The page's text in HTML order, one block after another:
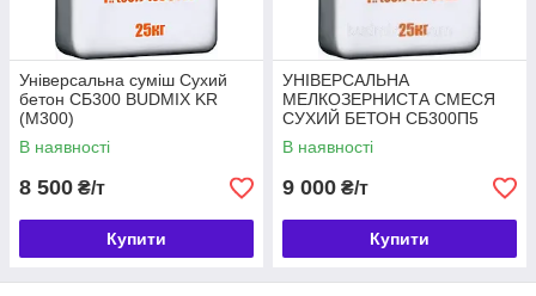
Універсальна суміш Сухий
бетон СБ300 BUDMIX KR
(М300)
В наявності
8 500 ₴/т
Купити
УНІВЕРСАЛЬНА
МЕЛКОЗЕРНИСТА СМЕСЯ
СУХИЙ БЕТОН СБ300П5
(М300)
В наявності
9 000 ₴/т
Купити